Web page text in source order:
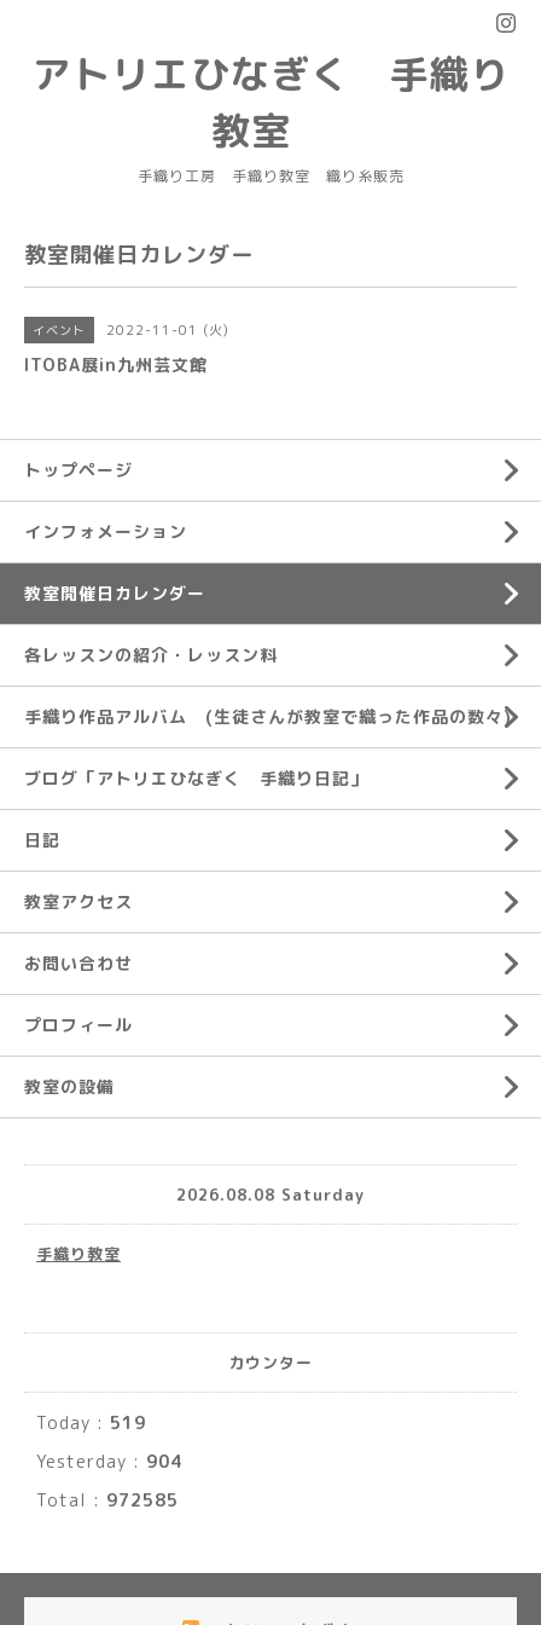
アトリエひなぎく 手織り
教室
手織り工房 手織り教室 織り糸販売
教室開催日カレンダー
イベント 2022-11-01 (火)
ITOBA展in九州芸文館
トップページ
インフォメーション
教室開催日カレンダー
各レッスンの紹介・レッスン料
手織り作品アルバム (生徒さんが教室で織った作品の数々)
ブログ「アトリエひなぎく 手織り日記」
日記
教室アクセス
お問い合わせ
プロフィール
教室の設備
2026.08.08 Saturday
手織り教室
カウンター
Today : 519
Yesterday : 904
Total : 972585